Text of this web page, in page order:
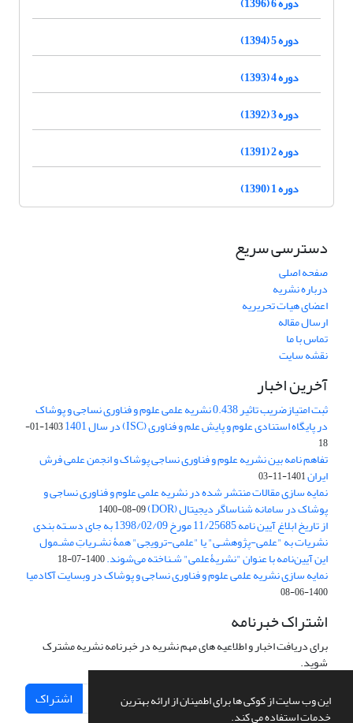
این وب سایت از کوکی ها برای اطمینان از ارائه بهترین
خدمات استفاده می کند.
دوره 5 (1394)
دوره 4 (1393)
دوره 3 (1392)
دوره 2 (1391)
دوره 1 (1390)
دسترسی سریع
صفحه اصلی
درباره نشریه
اعضای هیات تحریریه
ارسال مقاله
تماس با ما
نقشه سایت
آخرین اخبار
ثبت امتیازضریب تاثیر 0.438 نشریه علمی علوم و فناوری نساجی و پوشاک
در پایگاه استنادی علوم و پایش علم و فناوری (ISC) در سال 1401
1403-01-
18
تفاهم نامه بین نشریه علوم و فناوری نساجی پوشاک و انجمن علمی فرش
ایران1401-11-03
نمایه سازی مقالات منتشر شده در نشریه علمی علوم و فناوری نساجی و
پوشاک در سامانه شناساگر دیجیتال (DOR) 1400-08-09
از تاریخ ابلاغ آیین نامه 11/25685 مورخ 1398/02/09 به جای دسـته بندی
نشریات به "علمی-پژوهشـی" یا "علمی-ترویجی" همۀ نشـریاتِ مشـمول
این آیین‌نامه با عنوان "نشریۀعلمی" شـناخته می‌شوند.1400-07-18
نمایه سازی نشریه علمی علوم و فناوری نساجی و پوشاک در وبسایت آکادمیا
1400-06-08
اشتراک خبرنامه
برای دریافت اخبار و اطلاعیه های مهم نشریه در خبرنامه نشریه مشترک
شوید.
اشتراک